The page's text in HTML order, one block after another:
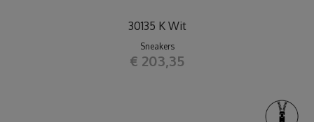
30135 K Wit
Sneakers
€ 203,35